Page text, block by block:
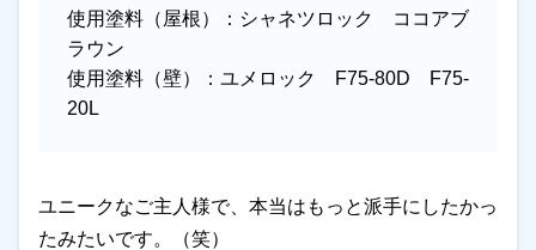
使用塗料（屋根）： シャネツロック ココアブ
ラウン
使用塗料（壁）： ユメロック F75-80D F75-
20L
ユニークなご主人様で、本当はもっと派手にしたかっ
たみたいです。（笑）